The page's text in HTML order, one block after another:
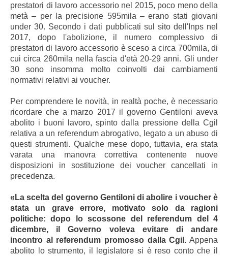
prestatori di lavoro accessorio nel 2015, poco meno della
metà – per la precisione 595mila – erano stati giovani
under 30. Secondo i dati pubblicati sul sito dell'Inps nel
2017, dopo l'abolizione, il numero complessivo di
prestatori di lavoro accessorio è sceso a circa 700mila, di
cui circa 260mila nella fascia d'età 20-29 anni. Gli under
30 sono insomma molto coinvolti dai cambiamenti
normativi relativi ai voucher.
Per comprendere le novità, in realtà poche, è necessario
ricordare che a marzo 2017 il governo Gentiloni aveva
abolito i buoni lavoro, spinto dalla pressione della Cgil
relativa a un referendum abrogativo, legato a un abuso di
questi strumenti. Qualche mese dopo, tuttavia, era stata
varata una manovra correttiva contenente nuove
disposizioni in sostituzione dei voucher cancellati in
precedenza.
«La scelta del governo Gentiloni di abolire i voucher è
stata un grave errore, motivato solo da ragioni
politiche: dopo lo scossone del referendum del 4
dicembre, il Governo voleva evitare di andare
incontro al referendum promosso dalla Cgil. Appena
abolito lo strumento, il legislatore si è reso conto che il